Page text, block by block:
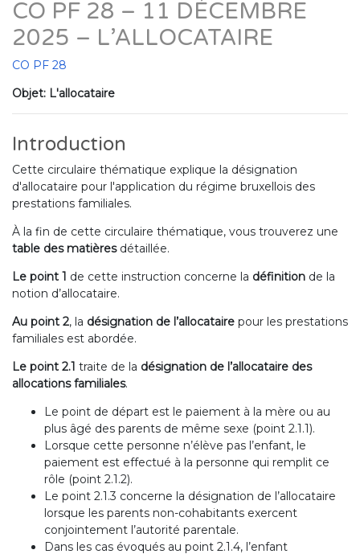
CO PF 28 – 11 DÉCEMBRE
2025 – L’ALLOCATAIRE
CO PF 28
Objet: L'allocataire
Introduction
Cette circulaire thématique explique la désignation
d'allocataire pour l'application du régime bruxellois des
prestations familiales.
À la fin de cette circulaire thématique, vous trouverez une
table des matièresdétaillée.
Le point 1 de cette instruction concerne la définition de la
notion d’allocataire.
Au point 2, la désignation de l’allocataire pour les prestations
familiales est abordée.
Le point 2.1 traite de la désignation de l’allocataire des
allocations familiales.
Le point de départ est le paiement à la mère ou au
plus âgé des parents de même sexe (point 2.1.1).
Lorsque cette personne n’élève pas l’enfant, le
paiement est effectué à la personne qui remplit ce
rôle (point 2.1.2).
Le point 2.1.3 concerne la désignation de l’allocataire
lorsque les parents non-cohabitants exercent
conjointement l’autorité parentale.
Dans les cas évoqués au point 2.1.4, l’enfant